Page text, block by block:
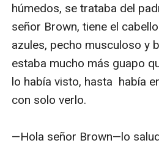
húmedos, se trataba del
señor Brown, tiene el
azules, pecho musculoso y
estaba mucho más guapo
lo había visto, hasta  había
con solo verlo.
—Hola señor Brown—lo